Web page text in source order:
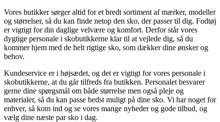
Vores butikker sørger altid for et bredt sortiment af mærker, modeller
og størrelser, så du kan finde netop den sko, der passer til dig. Fodtøj
er vigtigt for din daglige velvære og komfort. Derfor står vores
dygtige personale i skobutikkerne klar til at vejlede dig, så du
kommer hjem med de helt rigtige sko, som dækker dine ønsker og
behov.
Kundeservice er i højsædet, og det er vigtigt for vores personale i
skobutikkerne, at du går tilfreds fra butikken. Personalet besvarer
gerne dine spørgsmål om både størrelse men også pleje og
materialer, så du kan passe bedst muligt på dine sko. Vi har noget for
enhver, så kom ind og se vores mange nyheder og gode tilbud, og
vælg dine næste par sko i dag.